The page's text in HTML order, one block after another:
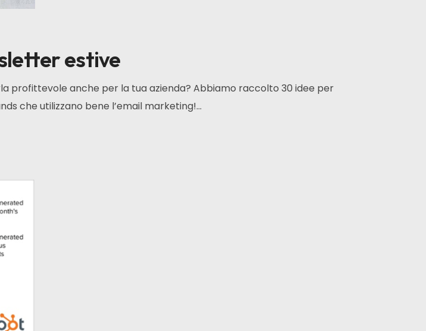
estive
profittevole anche per la tua azienda? Abbiamo raccolto 30 idee per
che utilizzano bene l’email marketing!...